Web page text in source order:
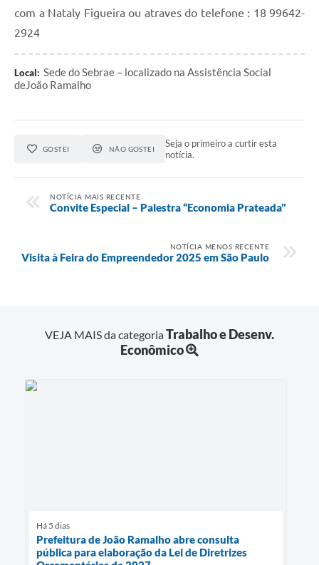
com a Nataly Figueira ou atraves do telefone : 18 99642-
2924
Local: Sede do Sebrae – localizado na Assistência Social
deJoão Ramalho
GOSTEI NÃO GOSTEI
Seja o primeiro a curtir esta
notícia.
NOTÍCIA MAIS RECENTE
Convite Especial – Palestra “Economia Prateada"
NOTÍCIA MENOS RECENTE
Visita à Feira do Empreendedor 2025 em São Paulo
VEJA MAIS da categoriaTrabalho e Desenv.
Econômico
Há 5 dias
Prefeitura de João Ramalho abre consulta
pública para elaboração da Lei de Diretrizes